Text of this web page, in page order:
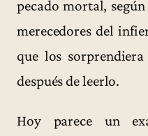
pecado mortal,
merecedores del
que los
después de leerlo.
Hoy parece un